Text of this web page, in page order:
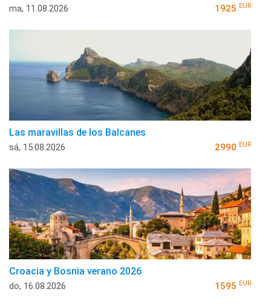
ma, 11.08.2026 1925 EUR
Las maravillas de los Balcanes
sá, 15.08.2026 2990 EUR
Croacia y Bosnia verano 2026
do, 16.08.2026 1595 EUR